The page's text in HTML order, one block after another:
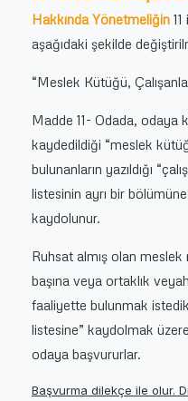
Hakkında Yönetmeliğin
aşağıdaki şekilde
“Meslek Kütüğü,
Madde 11- Odada, odaya
kaydedildiği “meslek
bulunanların yazıldığı
listesinin ayrı bir
kaydolunur.
Ruhsat almış olan meslek
başına veya ortaklık
faaliyette bulunmak
listesine” kaydolmak
odaya başvururlar.
Başvurma dilekçe ile olur.